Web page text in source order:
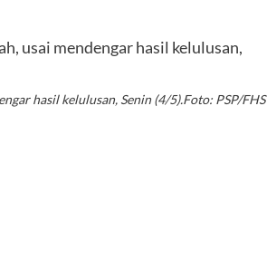
hasil kelulusan, Senin (4/5).Foto: PSP/FHS